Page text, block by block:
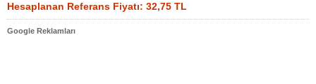
Hesaplanan Referans Fiyatı: 32,75 TL
Google Reklamları